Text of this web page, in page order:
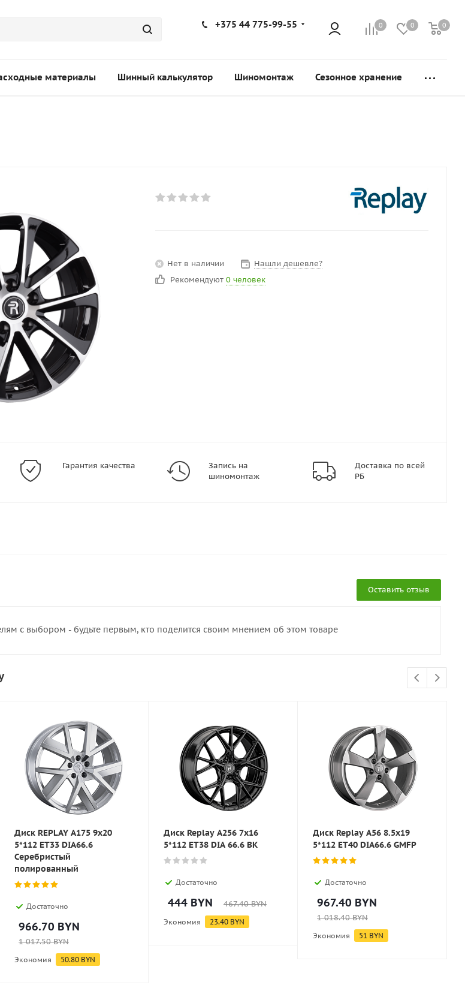
0 0 0
+375 44 775-99-55
материалы Шинный калькулятор Шиномонтаж Сезонное хранение
Нет в наличии
Нашли дешевле?
Рекомендуют 0 человек
Гарантия качества
Запись на
шиномонтаж
Доставка по всей
РБ
Оставить отзыв
с выбором - будьте первым, кто поделится своим мнением об этом товаре
Диск REPLAY A175 9x20
5*112 ET33 DIA66.6
Серебристый
полированный
Достаточно
966.70 BYN
1 017.50BYN
Экономия 50.80 BYN
Диск Replay A256 7x16
5*112 ET38 DIA 66.6 BK
Достаточно
444 BYN 467.40BYN
Экономия 23.40 BYN
Диск Replay A56 8.5x19
5*112 ET40 DIA66.6 GMFP
Достаточно
967.40 BYN
1 018.40BYN
Экономия 51 BYN